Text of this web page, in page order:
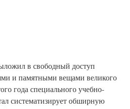
в свободный доступ
и памятными вещами великого
года специального учебно-
систематизирует обширную